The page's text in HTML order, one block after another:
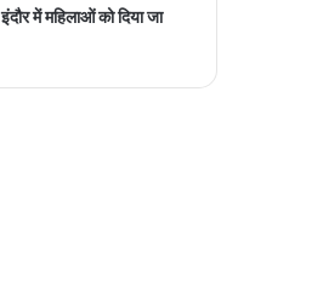
में महिलाओं को दिया जा